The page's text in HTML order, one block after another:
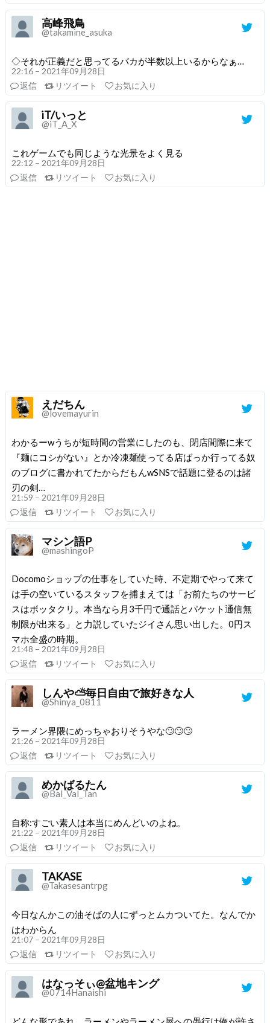
高峰飛鳥
@takamine_asuka
◇それが正義だと思ってるバカが半数以上いるからなぁ…
22:16 – 2021年09月28日
返信
リツイート お気に入り
iT/いっと
@iT_A_X
これゲームでも同じような光景をよく見る
22:12 – 2021年09月28日
返信
リツイート お気に入り
えだちん
@lovemayurin
わかるーwうちが短時間の営業にしたのも、閉店間際に来て
『麺にコシがない』とか冷凍麺使ってる店ばっか行ってる奴
のブログに書かれてたからだもんwSNSで話題に登るのは諸
刃の剣…
21:59 – 2021年09月28日
返信
リツイート お気に入り
マシン語P
@mashingoP
Docomoショップの仕事をしていた時、不定期でやって来て
は手の空いているスタッフを捕まえては「お前たちのサービ
スはボッタクリ。本当なら月3千円で通話とパケット通信無
制限が出来る」と力説していたジイさん思い出した。0円ス
マホ全盛の時期。
21:48 – 2021年09月28日
返信
リツイート お気に入り
しんや⛅毎日自由で旅好きな人
@Shinya_0811
ラーメン界隈にめっちゃおりそうやな🙄🙄🙄
21:26 – 2021年09月28日
返信
リツイート お気に入り
めかばるたん
@Bal_Val_Tan
自称:すごい素人は本当にめんどいのよね。
21:22 – 2021年09月28日
返信
リツイート お気に入り
TAKASE
@Takasesantrpg
今日なんかこの油そばの人にずっとムカついてた。なんでか
はわからん
21:07 – 2021年09月28日
返信
リツイート お気に入り
はなっそぃ@盆地キング
@0714Hanaishi